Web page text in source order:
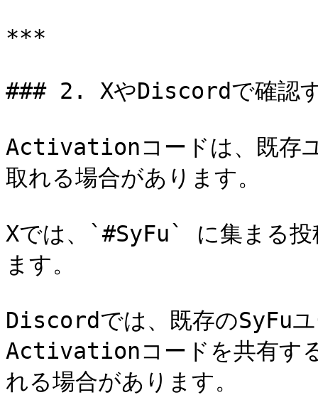
***
### 2. XやDiscordで確認
Activationコードは、既存
取れる場合があります。
Xでは、`#SyFu` に集まる投
ます。
Discordでは、既存のSyFu
Activationコードを共有す
れる場合があります。